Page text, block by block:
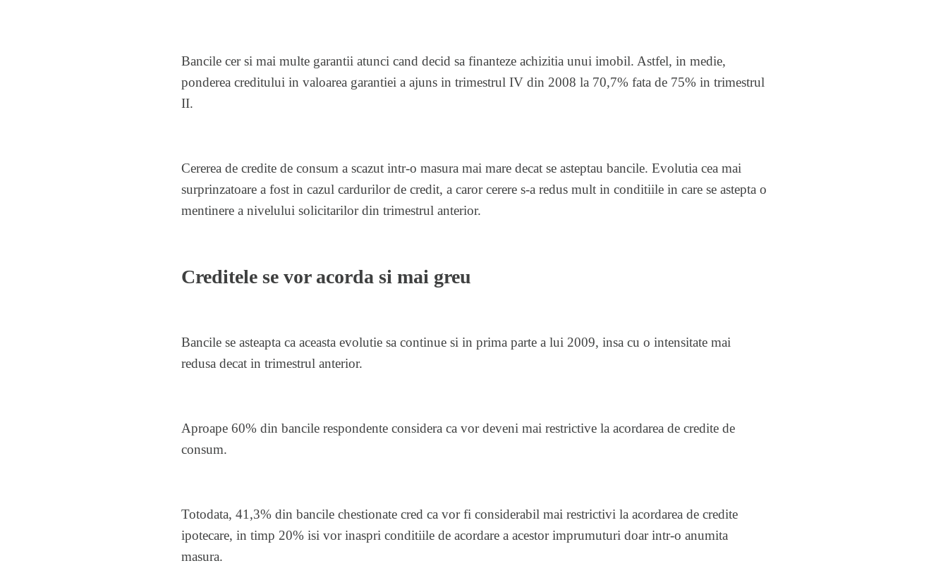
Bancile cer si mai multe garantii atunci cand decid sa finanteze achizitia unui imobil. Astfel, in medie,
ponderea creditului in valoarea garantiei a ajuns in trimestrul IV din 2008 la 70,7% fata de 75% in trimestrul
II.
Cererea de credite de consum a scazut intr-o masura mai mare decat se asteptau bancile. Evolutia cea mai
surprinzatoare a fost in cazul cardurilor de credit, a caror cerere s-a redus mult in conditiile in care se astepta o
mentinere a nivelului solicitarilor din trimestrul anterior.
Creditele se vor acorda si mai greu
Bancile se asteapta ca aceasta evolutie sa continue si in prima parte a lui 2009, insa cu o intensitate mai
redusa decat in trimestrul anterior.
Aproape 60% din bancile respondente considera ca vor deveni mai restrictive la acordarea de credite de
consum.
Totodata, 41,3% din bancile chestionate cred ca vor fi considerabil mai restrictivi la acordarea de credite
ipotecare, in timp 20% isi vor inaspri conditiile de acordare a acestor imprumuturi doar intr-o anumita
masura.